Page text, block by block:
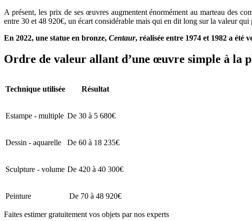
A présent, les prix de ses œuvres augmentent énormément au marteau des
entre 30 et 48 920€, un écart considérable mais qui en dit long sur la valeur
En 2022, une statue en bronze, Centaur, réalisée entre 1974 et 1982 a été
Ordre de valeur allant d’une œuvre simple à la
Technique utilisée Résultat
Estampe - multiple De 30 à 5 680€
Dessin - aquarelle De 60 à 18 235€
Sculpture - volume De 420 à 40 300€
Peinture De 70 à 48 920€
Faites estimer gratuitement vos objets par nos experts